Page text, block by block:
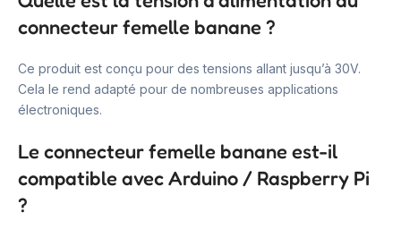
connecteur femelle banane ?
Ce produit est conçu pour des tensions allant jusqu’à 30V.
Cela le rend adapté pour de nombreuses applications
électroniques.
Le connecteur femelle banane est-il
compatible avec Arduino / Raspberry Pi
?